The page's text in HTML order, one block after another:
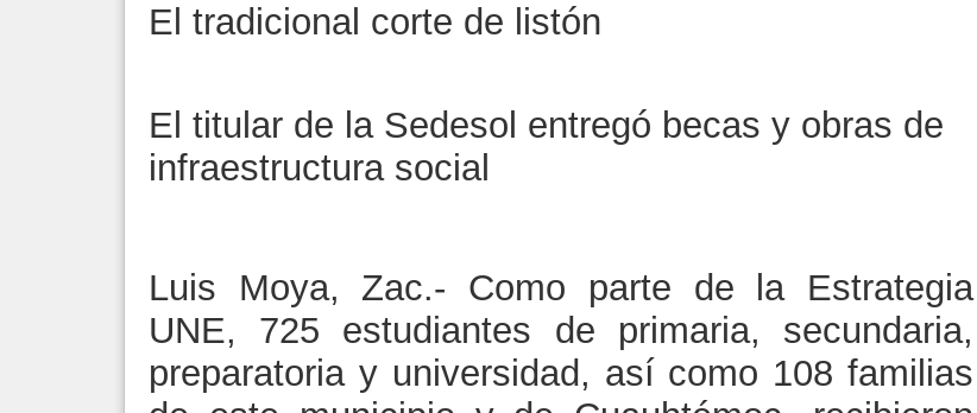
El tradicional corte de listón
El titular de la Sedesol entregó becas y obras de
infraestructura social
Luis Moya, Zac.- Como parte de la Estrategia
UNE, 725 estudiantes de primaria, secundaria,
preparatoria y universidad, así como 108 familias